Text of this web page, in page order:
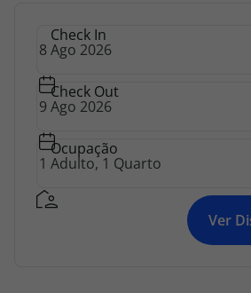
Check In
Check Out
Ocupação
Ver